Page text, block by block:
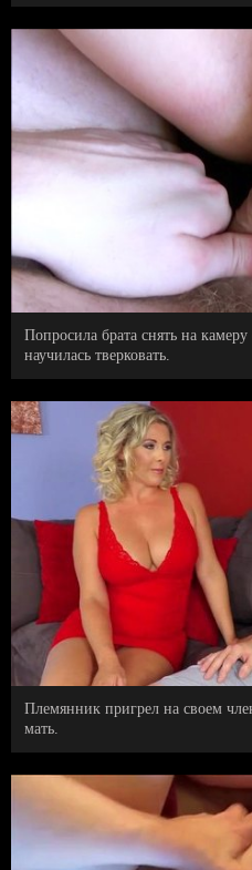
Попросила брата снять на
научилась тверковать.
Племянник пригрел на своем
мать.